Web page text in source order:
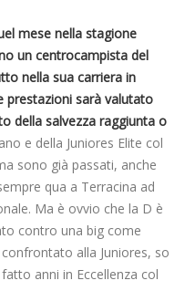
mese nella stagione
un centrocampista del
nella sua carriera in
prestazioni sarà valutato
della salvezza raggiunta o
e della Juniores Elite col
sono già passati, anche
qua a Terracina ad
Ma è ovvio che la D è
contro una big come
alla Juniores, so
anni in Eccellenza col